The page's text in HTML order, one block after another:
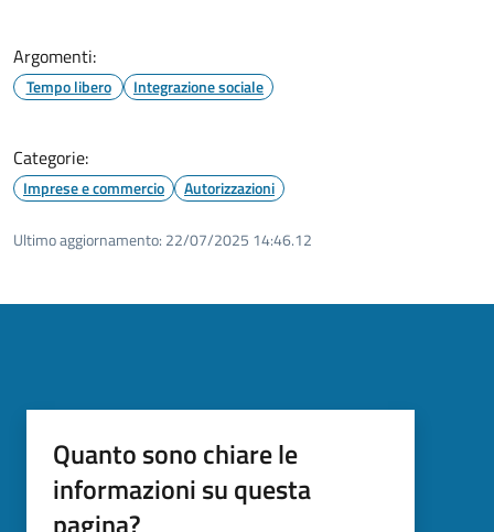
Argomenti:
Tempo libero Integrazione sociale
Categorie:
Imprese e commercio Autorizzazioni
Ultimo aggiornamento: 22/07/2025 14:46.12
Quanto sono chiare le
informazioni su questa
pagina?